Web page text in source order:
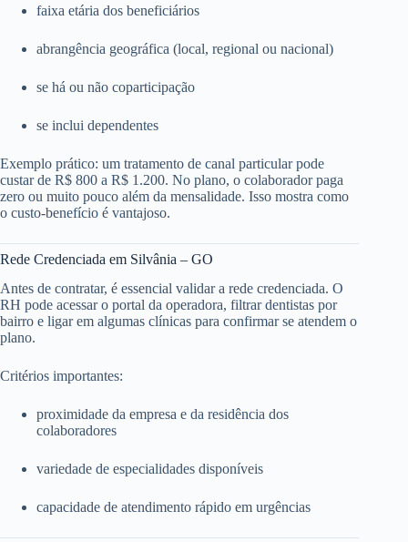
faixa etária dos beneficiários
abrangência geográfica (local, regional ou nacional)
se há ou não coparticipação
se inclui dependentes
Exemplo prático: um tratamento de canal particular pode
custar de R$ 800 a R$ 1.200. No plano, o colaborador paga
zero ou muito pouco além da mensalidade. Isso mostra como
o custo-benefício é vantajoso.
Rede Credenciada em Silvânia – GO
Antes de contratar, é essencial validar a rede credenciada. O
RH pode acessar o portal da operadora, filtrar dentistas por
bairro e ligar em algumas clínicas para confirmar se atendem o
plano.
Critérios importantes:
proximidade da empresa e da residência dos
colaboradores
variedade de especialidades disponíveis
capacidade de atendimento rápido em urgências